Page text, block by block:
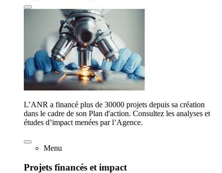
L’ANR a financé plus de 30000 projets depuis sa création
dans le cadre de son Plan d'action. Consultez les analyses et
études d’impact menées par l’Agence.
Menu
Projets financés et impact